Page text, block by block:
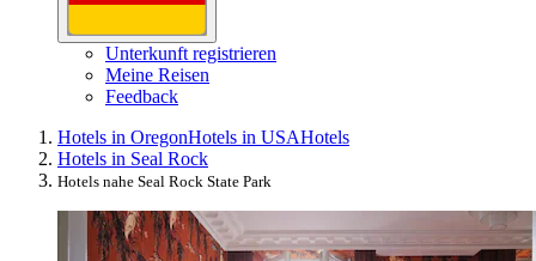
Unterkunft registrieren
Meine Reisen
Feedback
Hotels in OregonHotels in USAHotels
Hotels in Seal Rock
Hotels nahe Seal Rock State Park